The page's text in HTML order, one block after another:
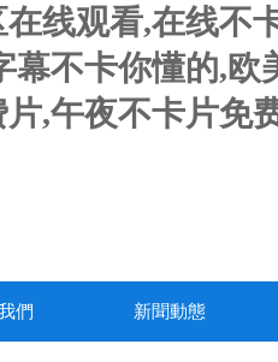
线观看,在线不
幕不卡你懂的,
,午夜不卡片免
們 新聞動態